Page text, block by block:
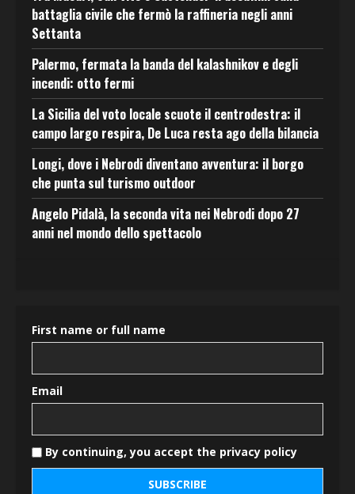
battaglia civile che fermò la raffineria negli anni
Settanta
Palermo, fermata la banda del kalashnikov e degli
incendi: otto fermi
La Sicilia del voto locale scuote il centrodestra: il
campo largo respira, De Luca resta ago della bilancia
Longi, dove i Nebrodi diventano avventura: il borgo
che punta sul turismo outdoor
Angelo Pidalà, la seconda vita nei Nebrodi dopo 27
anni nel mondo dello spettacolo
First name or full name
Email
By continuing, you accept the privacy policy